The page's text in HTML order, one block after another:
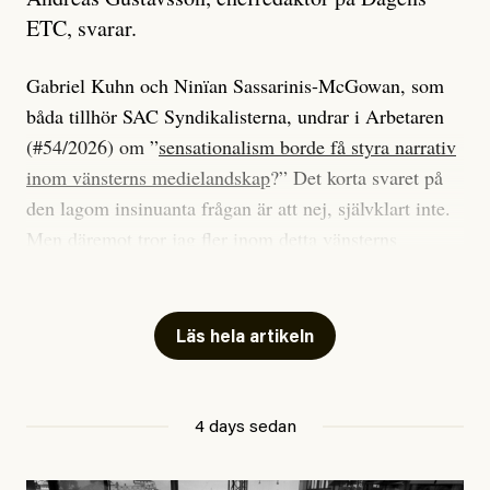
ETC, svarar.
Gabriel Kuhn och Ninïan Sassarinis-McGowan, som
båda tillhör SAC Syndikalisterna, undrar i Arbetaren
(#54/2026) om ”sensationalism borde få styra narrativ
inom vänsterns medielandskap?” Det korta svaret på
den lagom insinuanta frågan är att nej, självklart inte.
Men däremot tror jag fler inom detta vänsterns
journalistik som vänder sig till många snarare än att
jaga inbördes beundran. Det har i alla fall fungerat för
McGowan riktar sin kritik mot.
Läs hela artikeln
4 days sedan